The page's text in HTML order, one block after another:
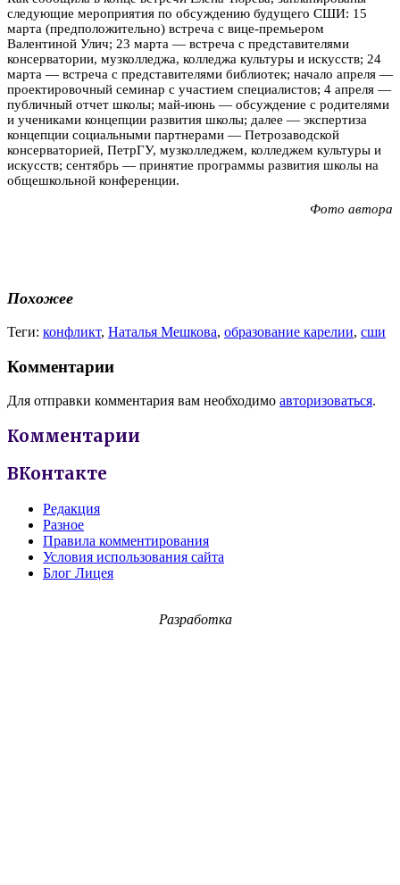
следующие мероприятия по обсуждению будущего СШИ: 15
марта (предположительно) встреча с вице-премьером
Валентиной Улич; 23 марта — встреча с представителями
консерватории, музколледжа, колледжа культуры и искусств; 24
марта — встреча с представителями библиотек; начало апреля —
проектировочный семинар с участием специалистов; 4 апреля —
публичный отчет школы; май-июнь — обсуждение с родителями
и учениками концепции развития школы; далее — экспертиза
концепции социальными партнерами — Петрозаводской
консерваторией, ПетрГУ, музколледжем, колледжем культуры и
искусств; сентябрь — принятие программы развития школы на
общешкольной конференции.
Фото автора
Похожее
Теги: конфликт, Наталья Мешкова, образование карелии, сши
Комментарии
Для отправки комментария вам необходимо авторизоваться.
Комментарии
ВКонтакте
Редакция
Разное
Правила комментирования
Условия использования сайта
Блог Лицея
Разработка